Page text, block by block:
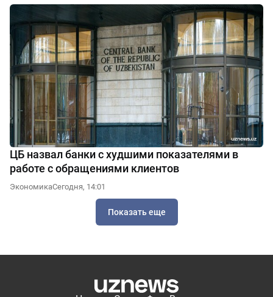
ЦБ назвал банки с худшими показателями в
работе с обращениями клиентов
ЭкономикаСегодня, 14:01
Показать еще